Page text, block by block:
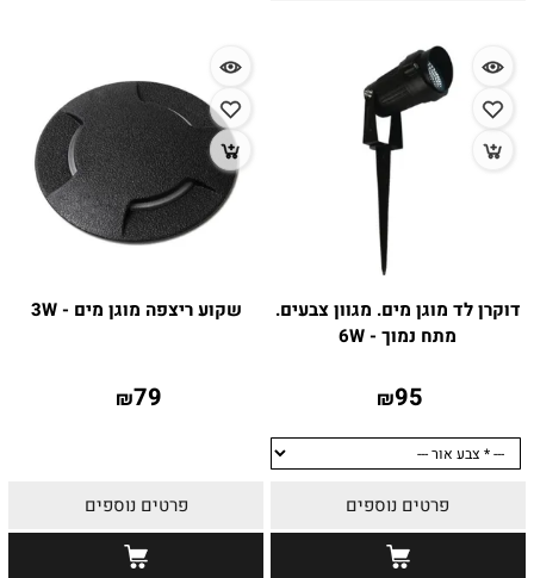
דוקרן לד מוגן מים. מגוון צבעים.
מתח נמוך - 6W
₪95
פרטים נוספים
שקוע ריצפה מוגן מים - 3W
₪79
פרטים נוספים